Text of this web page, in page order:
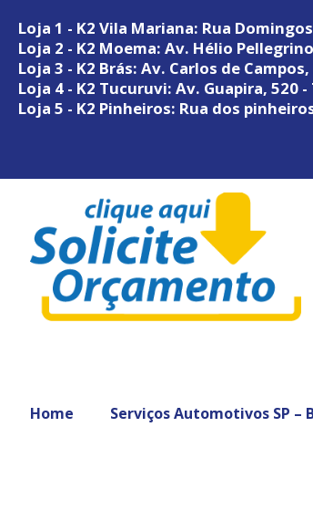
Loja 1 - K2 Vila Mariana: Rua
Loja 2 - K2 Moema: Av. Hélio
Loja 3 - K2 Brás: Av. Carlos de Campos,
Loja 4 - K2 Tucuruvi: Av. Guapira, 520
Loja 5 - K2 Pinheiros: Rua dos
Home Serviços Automotivos SP –